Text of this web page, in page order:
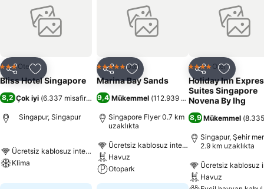
Paylaş Favorilerime ekle
3 YıldızOtel
Bliss Hotel Singapore
8,2 Çok iyi (6.337 misafir puanı)
Singapur, Singapur
Ücretsiz kablosuz internet
Klima
Paylaş Favorilerime ekle
5 Yıldız Otel
Marina Bay Sands
9,4 Mükemmel (112.939 misafir puanı)
Singapore Flyer 0.7 km
uzaklıkta
Ücretsiz kablosuz internet
Havuz
Otopark
Paylaş
4 Yıldız Otel
Holiday Inn
Suites Singapore
Novena By Ihg
8,9 Mükemmel (
Singapur, Şehir
2.9 km uzaklıkta
Ücretsiz kablosuz
Havuz